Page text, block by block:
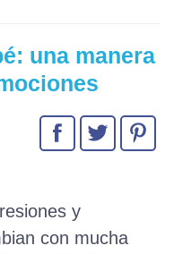
una manera
y
con mucha